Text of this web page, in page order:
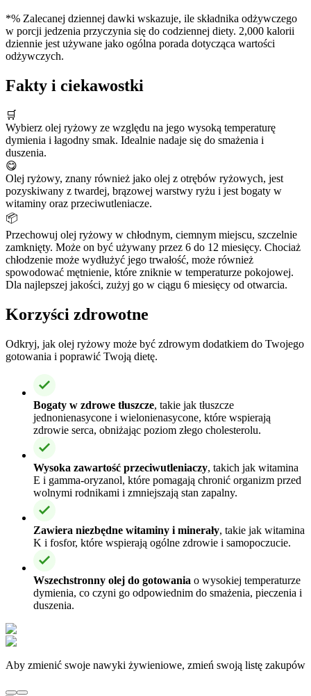
*% Zalecanej dziennej dawki wskazuje, ile składnika odżywczego
w porcji jedzenia przyczynia się do codziennej diety. 2,000 kalorii
dziennie jest używane jako ogólna porada dotycząca wartości
odżywczych.
Fakty i ciekawostki
🛒
Wybierz olej ryżowy ze względu na jego wysoką temperaturę
dymienia i łagodny smak. Idealnie nadaje się do smażenia i
duszenia.
😋
Olej ryżowy, znany również jako olej z otrębów ryżowych, jest
pozyskiwany z twardej, brązowej warstwy ryżu i jest bogaty w
witaminy oraz przeciwutleniacze.
📦
Przechowuj olej ryżowy w chłodnym, ciemnym miejscu, szczelnie
zamknięty. Może on być używany przez 6 do 12 miesięcy. Chociaż
chłodzenie może wydłużyć jego trwałość, może również
spowodować mętnienie, które zniknie w temperaturze pokojowej.
Dla najlepszej jakości, zużyj go w ciągu 6 miesięcy od otwarcia.
Korzyści zdrowotne
Odkryj, jak olej ryżowy może być zdrowym dodatkiem do Twojego
gotowania i poprawić Twoją dietę.
Bogaty w zdrowe tłuszcze, takie jak tłuszcze
jednonienasycone i wielonienasycone, które wspierają
zdrowie serca, obniżając poziom złego cholesterolu.
Wysoka zawartość przeciwutleniaczy, takich jak witamina
E i gamma-oryzanol, które pomagają chronić organizm przed
wolnymi rodnikami i zmniejszają stan zapalny.
Zawiera niezbędne witaminy i minerały, takie jak witamina
K i fosfor, które wspierają ogólne zdrowie i samopoczucie.
Wszechstronny olej do gotowania o wysokiej temperaturze
dymienia, co czyni go odpowiednim do smażenia, pieczenia i
duszenia.
Aby zmienić swoje nawyki żywieniowe, zmień swoją listę zakupów